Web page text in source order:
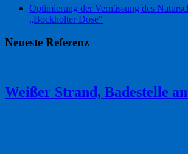
Optimierung der Vernässung des
„Bockholter Dose“
Neueste Referenz
Weißer Strand, Badestelle